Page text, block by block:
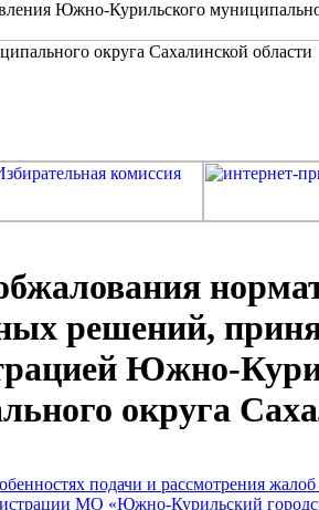
Южно-Курильского
решений,
Южно-
округа
подачи и рассмотрения
МО «Южно-Курильский